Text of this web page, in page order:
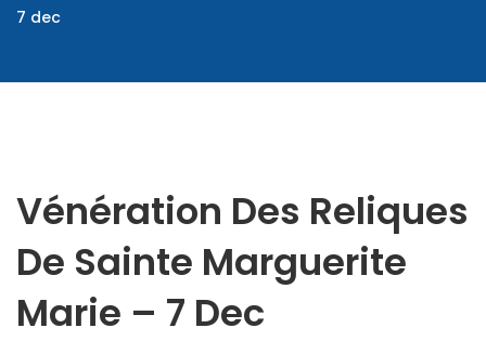
7 dec
Vénération Des Reliques
De Sainte Marguerite
Marie – 7 Dec